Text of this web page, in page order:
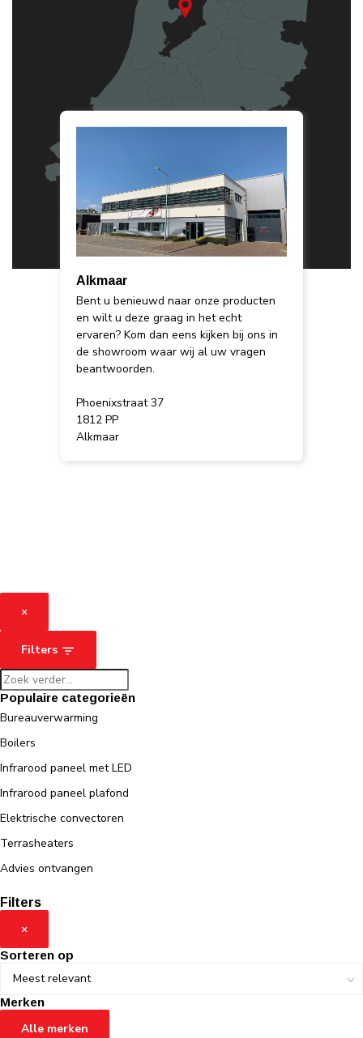
Alkmaar
Bent u benieuwd naar onze producten
en wilt u deze graag in het echt
ervaren? Kom dan eens kijken bij ons in
de showroom waar wij al uw vragen
beantwoorden.
Phoenixstraat 37
1812 PP
Alkmaar
×
Filters
Populaire categorieën
Bureauverwarming
Boilers
Infrarood paneel met LED
Infrarood paneel plafond
Elektrische convectoren
Terrasheaters
Advies ontvangen
Filters
×
Sorteren op
Merken
Alle merken